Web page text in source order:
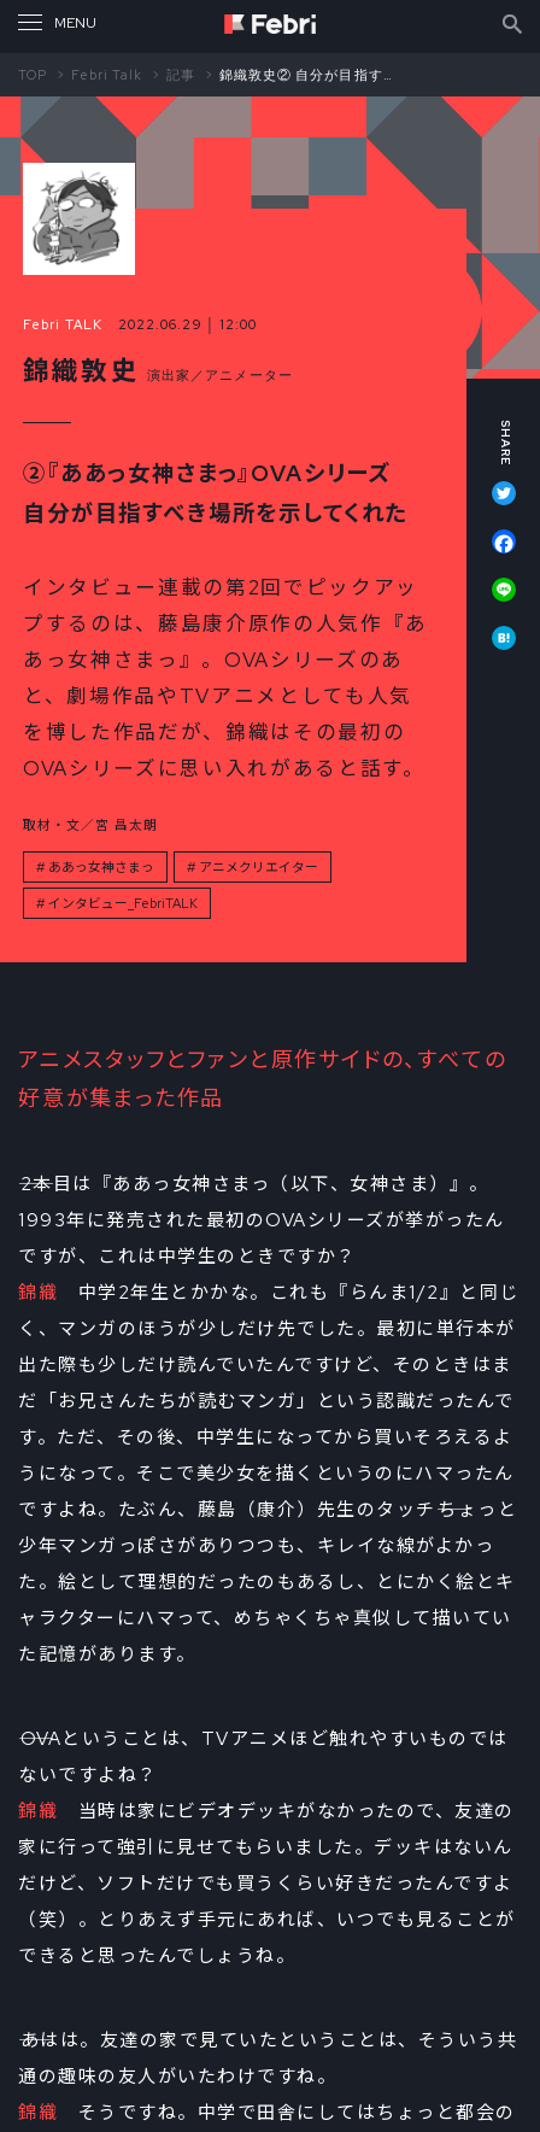
TOP Febri Talk 記事 錦織敦史② 自分が目指すべき場所を示してくれた『ああっ女神さまっ』OVAシリーズ
Febri TALK 2022.06.29 │ 12:00
錦織敦史 演出家／アニメーター
②『ああっ女神さまっ』OVAシリーズ
自分が目指すべき場所を示してくれた
インタビュー連載の第2回でピックアッ
プするのは、藤島康介原作の人気作『あ
あっ女神さまっ』。OVAシリーズのあ
と、劇場作品やTVアニメとしても人気
を博した作品だが、錦織はその最初の
OVAシリーズに思い入れがあると話す。
取材・文／宮 昌太朗
ああっ女神さまっ アニメクリエイター
インタビュー_FebriTALK
アニメスタッフとファンと原作サイドの、すべての
好意が集まった作品
――2本目は『ああっ女神さまっ（以下、女神さま）』。
1993年に発売された最初のOVAシリーズが挙がったん
ですが、これは中学生のときですか？
錦織 中学2年生とかかな。これも『らんま1/2』と同じ
く、マンガのほうが少しだけ先でした。最初に単行本が
出た際も少しだけ読んでいたんですけど、そのときはま
だ「お兄さんたちが読むマンガ」という認識だったんで
す。ただ、その後、中学生になってから買いそろえるよ
うになって。そこで美少女を描くというのにハマったん
ですよね。たぶん、藤島（康介）先生のタッチ――ちょっと
少年マンガっぽさがありつつも、キレイな線がよかっ
た。絵として理想的だったのもあるし、とにかく絵とキ
ャラクターにハマって、めちゃくちゃ真似して描いてい
た記憶があります。
――OVAということは、TVアニメほど触れやすいものでは
ないですよね？
錦織 当時は家にビデオデッキがなかったので、友達の
家に行って強引に見せてもらいました。デッキはないん
だけど、ソフトだけでも買うくらい好きだったんですよ
（笑）。とりあえず手元にあれば、いつでも見ることが
できると思ったんでしょうね。
――あはは。友達の家で見ていたということは、そういう共
通の趣味の友人がいたわけですね。
錦織 そうですね。中学で田舎にしてはちょっと都会の